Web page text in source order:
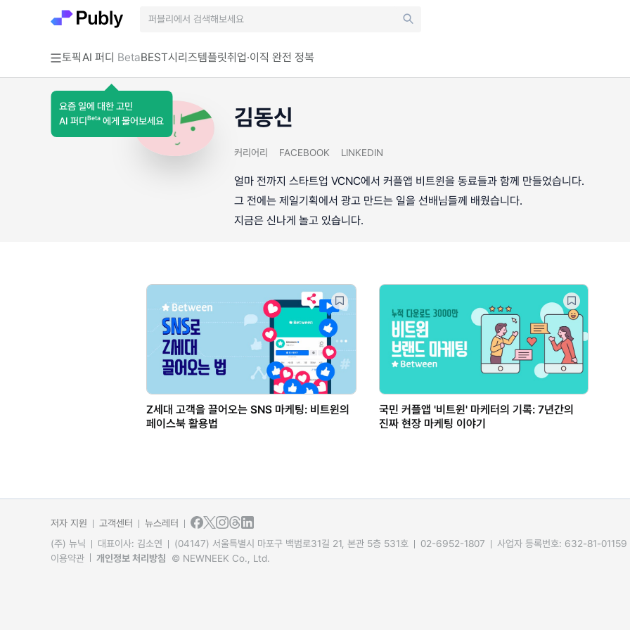
토픽AI 퍼디 Beta
요즘 일에 대한 고민
AI 퍼디 Beta 에게 물어보세요
BEST시리즈템플릿취업·이직 완전 정복
김동신
커리어리 FACEBOOK LINKEDIN
얼마 전까지 스타트업 VCNC에서 커플앱 비트윈을 동료들과 함께 만들었습니다.
그 전에는 제일기획에서 광고 만드는 일을 선배님들께 배웠습니다.
지금은 신나게 놀고 있습니다.
Z세대 고객을 끌어오는 SNS 마케팅: 비트윈의
페이스북 활용법
국민 커플앱 '비트윈' 마케터의 기록: 7년간의
진짜 현장 마케팅 이야기
저자 지원 고객센터
뉴스레터
(주) 뉴닉
대표이사: 김소연 (04147) 서울특별시 마포구 백범로31길 21, 본관 5층 531호 02-6952-1807 사업자 등록번호: 632-81-01159
이용약관
개인정보 처리방침 © NEWNEEK Co., Ltd.